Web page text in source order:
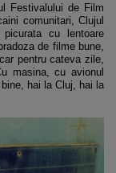
Festivalului de Film
comunitari, Clujul
cu lentoare
de filme bune,
pentru cateva zile,
masina, cu avionul
hai la Cluj, hai la